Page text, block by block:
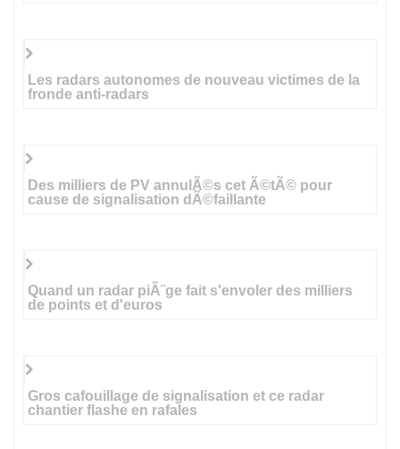
Les radars autonomes de nouveau victimes de la
fronde anti-radars
Des milliers de PV annulÃ©s cet Ã©tÃ© pour
cause de signalisation dÃ©faillante
Quand un radar piÃ¨ge fait s'envoler des milliers
de points et d'euros
Gros cafouillage de signalisation et ce radar
chantier flashe en rafales